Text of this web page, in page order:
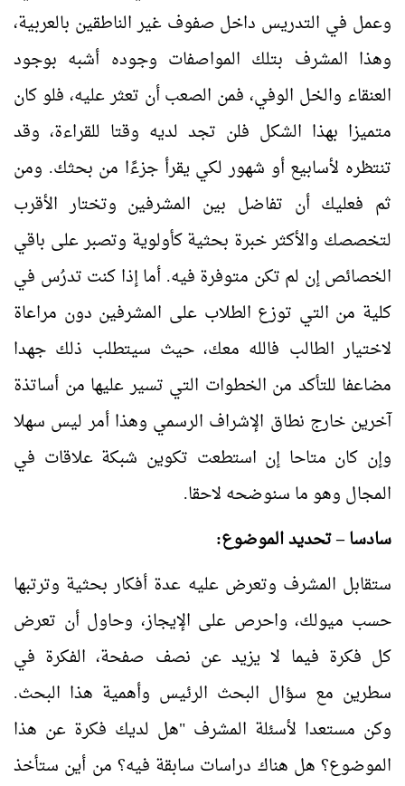
وعمل في التدريس داخل صفوف غير الناطقين بالعربية،
وهذا المشرف بتلك المواصفات وجوده أشبه بوجود
العنقاء والخل الوفي، فمن الصعب أن تعثر عليه، فلو كان
متميزا بهذا الشكل فلن تجد لديه وقتا للقراءة، وقد
تنتظره لأسابيع أو شهور لكي يقرأ جزءًا من بحثك. ومن
ثم فعليك أن تفاضل بين المشرفين وتختار الأقرب
لتخصصك والأكثر خبرة بحثية كأولوية وتصبر على باقي
الخصائص إن لم تكن متوفرة فيه. أما إذا كنت تدرُس في
كلية من التي توزع الطلاب على المشرفين دون مراعاة
لاختيار الطالب فالله معك، حيث سيتطلب ذلك جهدا
مضاعفا للتأكد من الخطوات التي تسير عليها من أساتذة
آخرين خارج نطاق الإشراف الرسمي وهذا أمر ليس سهلا
وإن كان متاحا إن استطعت تكوين شبكة علاقات في
المجال وهو ما سنوضحه لاحقا.
سادسا – تحديد الموضوع:
ستقابل المشرف وتعرض عليه عدة أفكار بحثية وترتبها
حسب ميولك، واحرص على الإيجاز، وحاول أن تعرض
كل فكرة فيما لا يزيد عن نصف صفحة، الفكرة في
سطرين مع سؤال البحث الرئيس وأهمية هذا البحث.
وكن مستعدا لأسئلة المشرف "هل لديك فكرة عن هذا
الموضوع؟ هل هناك دراسات سابقة فيه؟ من أين ستأخذ